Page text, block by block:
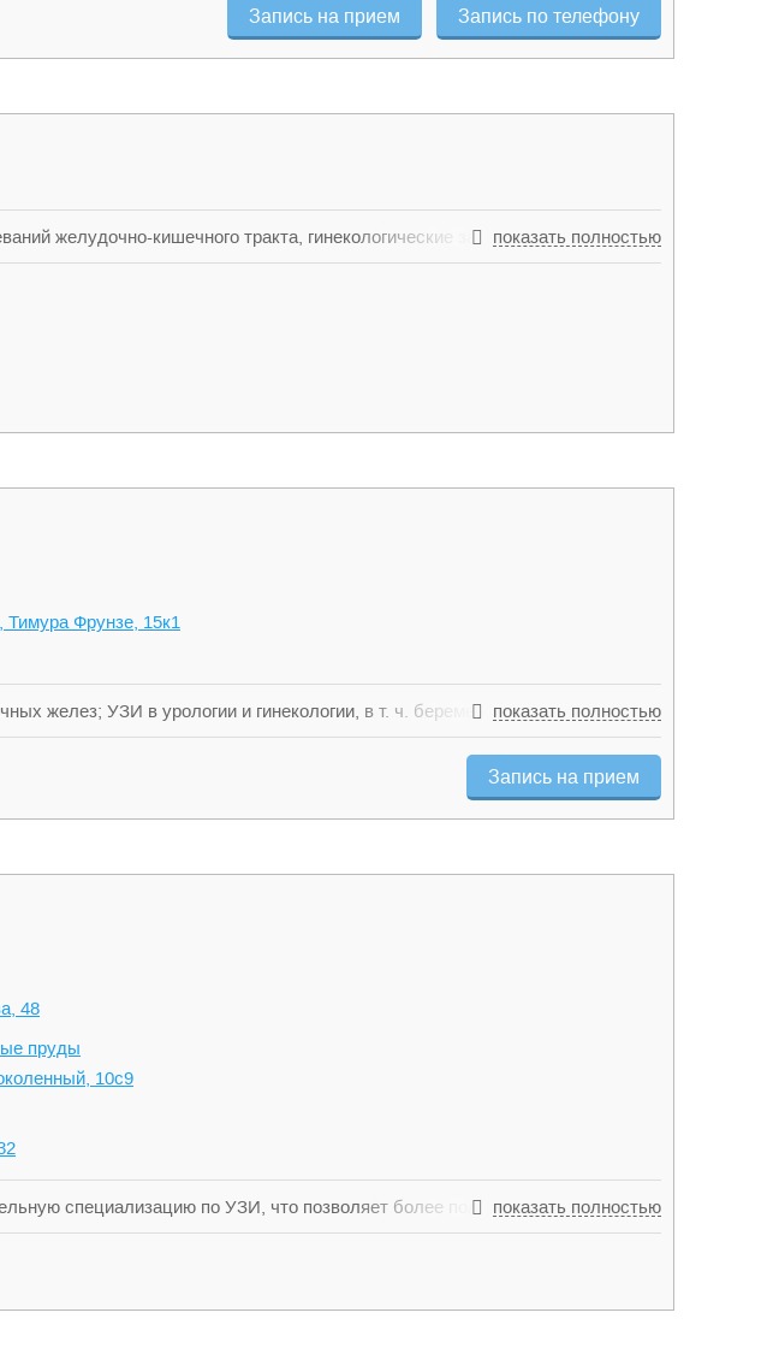
1999 Ставропольская медицинская академия, факультет последипломного
Запись по телефону
Запись на прием
желудочно-кишечного тракта, гинекологические заболевания,
и навыки: УЗИ в гастроэнтерологии, гинекологии, эндокринологии,
показать полностью
Фрунзе, 15к1
желез; УЗИ в урологии и гинекологии, в т. ч. беременность до 1
(вены и артерии) верхних и нижних конечностей; ЦДС
сосудов (аорта, почки, мезентериальные).
показать полностью
Запись на прием
48
пруды
10с9
специализацию по УЗИ, что позволяет более полно обследовать
показать полностью